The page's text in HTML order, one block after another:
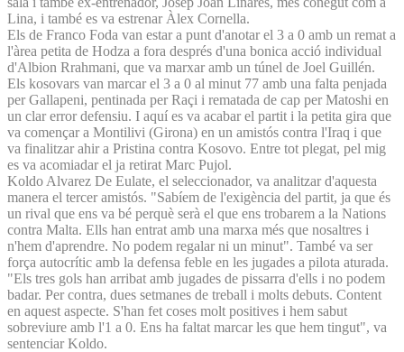
Lina, i també es va estrenar Àlex Cornella.
Els de Franco Foda van estar a punt d'anotar el 3 a 0 amb un remat a
l'àrea petita de Hodza a fora després d'una bonica acció individual
d'Albion Rrahmani, que va marxar amb un túnel de Joel Guillén.
Els kosovars van marcar el 3 a 0 al minut 77 amb una falta penjada
per Gallapeni, pentinada per Raçi i rematada de cap per Matoshi en
un clar error defensiu. I aquí es va acabar el partit i la petita gira que
va començar a Montilivi (Girona) en un amistós contra l'Iraq i que
va finalitzar ahir a Pristina contra Kosovo. Entre tot plegat, pel mig
es va acomiadar el ja retirat Marc Pujol.
Koldo Alvarez De Eulate, el seleccionador, va analitzar d'aquesta
manera el tercer amistós. "Sabíem de l'exigència del partit, ja que és
un rival que ens va bé perquè serà el que ens trobarem a la Nations
contra Malta. Ells han entrat amb una marxa més que nosaltres i
n'hem d'aprendre. No podem regalar ni un minut". També va ser
força autocrític amb la defensa feble en les jugades a pilota aturada.
"Els tres gols han arribat amb jugades de pissarra d'ells i no podem
badar. Per contra, dues setmanes de treball i molts debuts. Content
en aquest aspecte. S'han fet coses molt positives i hem sabut
sobreviure amb l'1 a 0. Ens ha faltat marcar les que hem tingut", va
sentenciar Koldo.